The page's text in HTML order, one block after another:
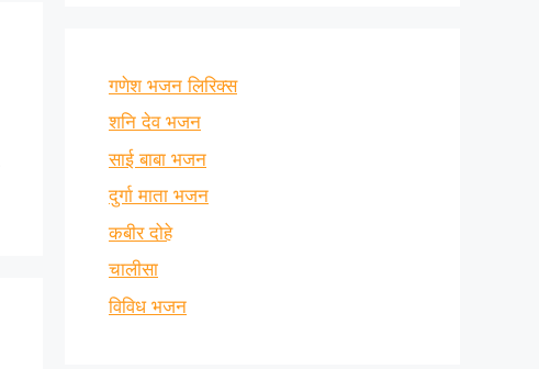
गणेश भजन लिरिक्स
शनि देव भजन
साई बाबा भजन
दुर्गा माता भजन
कबीर दोहे
चालीसा
विविध भजन